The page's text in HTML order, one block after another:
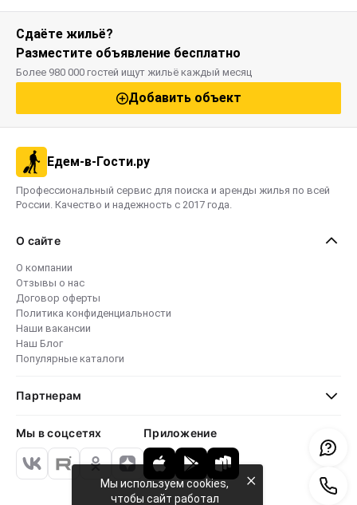
Сдаёте жильё?
Разместите объявление бесплатно
Более 980 000 гостей ищут жильё каждый месяц
Добавить объект
Едем-в-Гости.ру
Профессиональный сервис для поиска и аренды жилья по всей
России. Качество и надежность с 2017 года.
О сайте
О компании
Отзывы о нас
Договор оферты
Политика конфиденциальности
Наши вакансии
Наш Блог
Популярные каталоги
Партнерам
Мы в соцсетях Приложение
Мы используем cookies,
чтобы сайт работал
×